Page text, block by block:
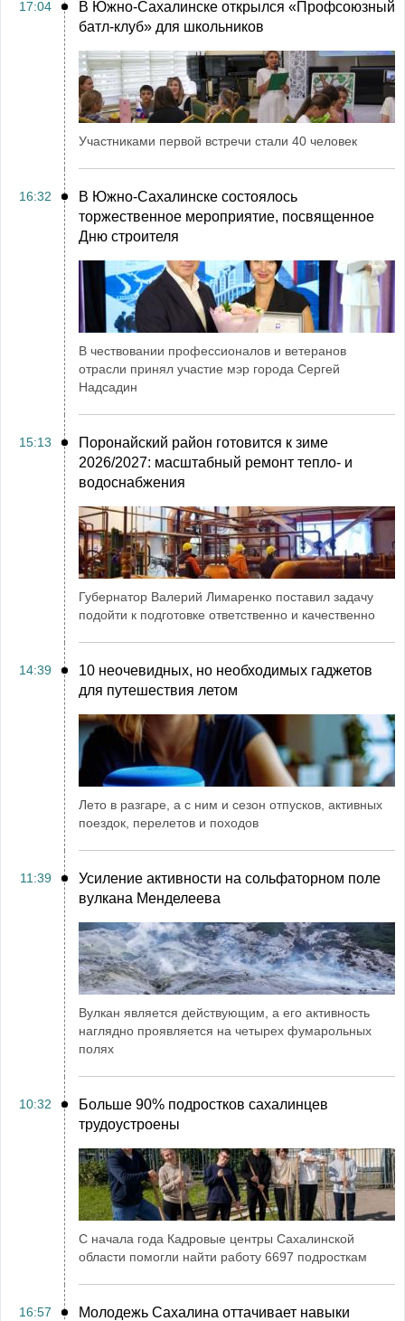
17:04
В Южно-Сахалинске открылся «Профсоюзный
батл-клуб» для школьников
Участниками первой встречи стали 40 человек
16:32
В Южно-Сахалинске состоялось
торжественное мероприятие, посвященное
Дню строителя
В чествовании профессионалов и ветеранов
отрасли принял участие мэр города Сергей
Надсадин
15:13
Поронайский район готовится к зиме
2026/2027: масштабный ремонт тепло- и
водоснабжения
Губернатор Валерий Лимаренко поставил задачу
подойти к подготовке ответственно и качественно
14:39
10 неочевидных, но необходимых гаджетов
для путешествия летом
Лето в разгаре, а с ним и сезон отпусков, активных
поездок, перелетов и походов
11:39
Усиление активности на сольфаторном поле
вулкана Менделеева
Вулкан является действующим, а его активность
наглядно проявляется на четырех фумарольных
полях
10:32
Больше 90% подростков сахалинцев
трудоустроены
С начала года Кадровые центры Сахалинской
области помогли найти работу 6697 подросткам
16:57
Молодежь Сахалина оттачивает навыки